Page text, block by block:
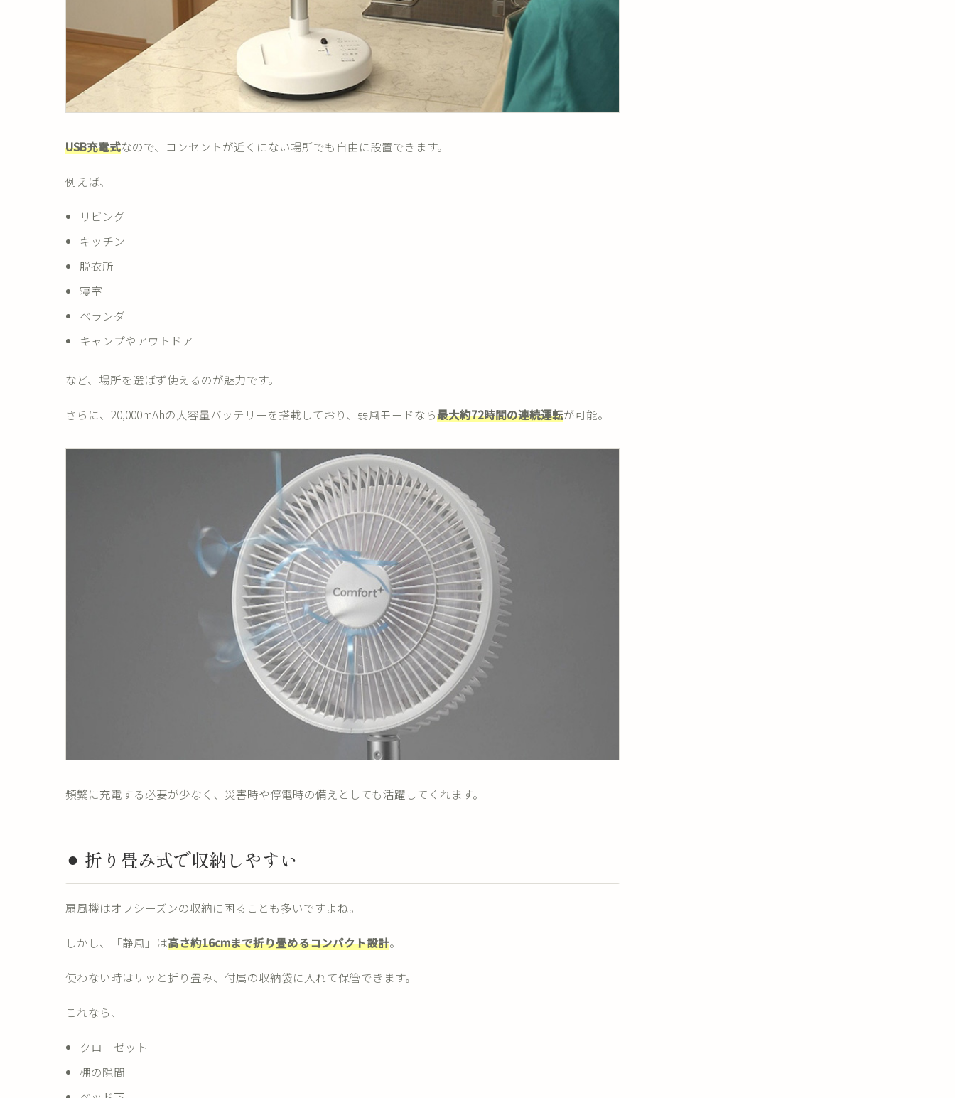
USB充電式なので、コンセントが近くにない場所でも自由に設置できます。
例えば、
リビング
キッチン
脱衣所
寝室
ベランダ
キャンプやアウトドア
など、場所を選ばず使えるのが魅力です。
さらに、20,000mAhの大容量バッテリーを搭載しており、弱風モードなら最大約72時間の連続運転が可能。
頻繁に充電する必要が少なく、災害時や停電時の備えとしても活躍してくれます。
⚫︎ 折り畳み式で収納しやすい
扇風機はオフシーズンの収納に困ることも多いですよね。
しかし、「静風」は高さ約16cmまで折り畳めるコンパクト設計。
使わない時はサッと折り畳み、付属の収納袋に入れて保管できます。
これなら、
クローゼット
棚の隙間